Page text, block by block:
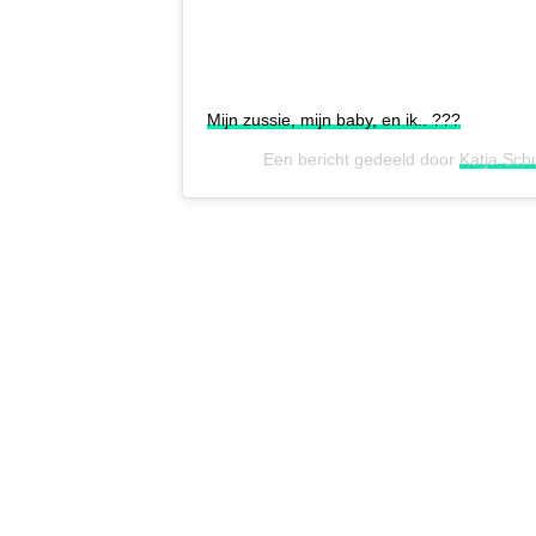
Mijn zussie, mijn baby, en ik.. ???
Een bericht gedeeld door Katja